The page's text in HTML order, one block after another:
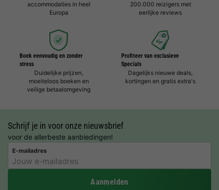
accommodaties in heel
Europa
200.000 reizigers met
eerlijke reviews
Boek eenvoudig en zonder
stress
Duidelijke prijzen,
moeiteloos boeken en
veilige betaalomgeving
Profiteer van exclusieve
Specials
Dagelijks nieuwe deals,
kortingen en gratis extra's
Schrijf je in voor onze nieuwsbrief
voor de allerbeste aanbiedingen!
E-mailadres
Aanmelden